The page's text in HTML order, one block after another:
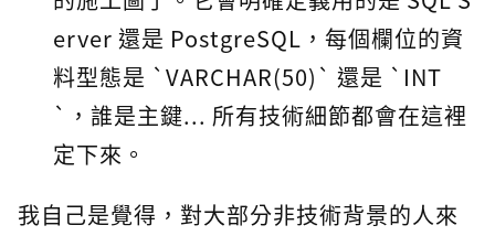
erver 還是 PostgreSQL，每個欄位的資
料型態是 `VARCHAR(50)` 還是 `INT
`，誰是主鍵... 所有技術細節都會在這裡
定下來。
我自己是覺得，對大部分非技術背景的人來